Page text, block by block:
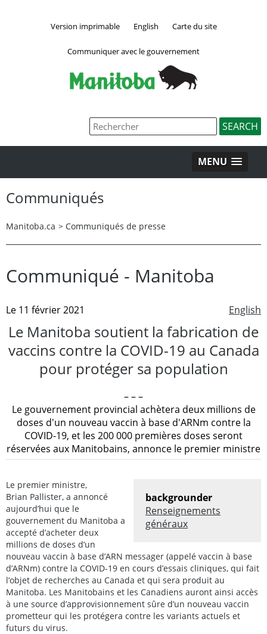
Version imprimable English Carte du site
Communiquer avec le gouvernement
MENU
Communiqués
Manitoba.ca > Communiqués de presse
Communiqué - Manitoba
English
Le 11 février 2021
Le Manitoba soutient la fabrication de
vaccins contre la COVID-19 au Canada
pour protéger sa population
– – –
Le gouvernement provincial achètera deux millions de
doses d'un nouveau vaccin à base d'ARNm contre la
COVID-19, et les 200 000 premières doses seront
réservées aux Manitobains, annonce le premier ministre
backgrounder
Renseignements
généraux
Le premier ministre,
Brian Pallister, a annoncé
aujourd’hui que le
gouvernement du Manitoba a
accepté d’acheter deux
millions de doses d’un
nouveau vaccin à base d’ARN messager (appelé vaccin à base
d’ARNm) contre la COVID-19 en cours d’essais cliniques, qui fait
l’objet de recherches au Canada et qui sera produit au
Manitoba. Les Manitobains et les Canadiens auront ainsi accès
à une source d’approvisionnement sûre d’un nouveau vaccin
prometteur qui les protégera contre les variants actuels et
futurs du virus.